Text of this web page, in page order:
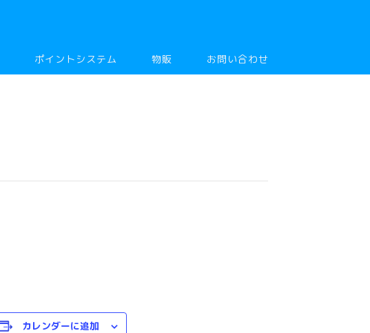
ポイントシステム 物販 お問い合わせ
カレンダーに追加